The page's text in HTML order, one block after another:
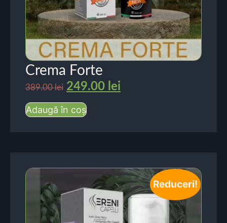
Crema Forte
389.00lei 249.00 lei
Adaugă în coș
Reduceri!